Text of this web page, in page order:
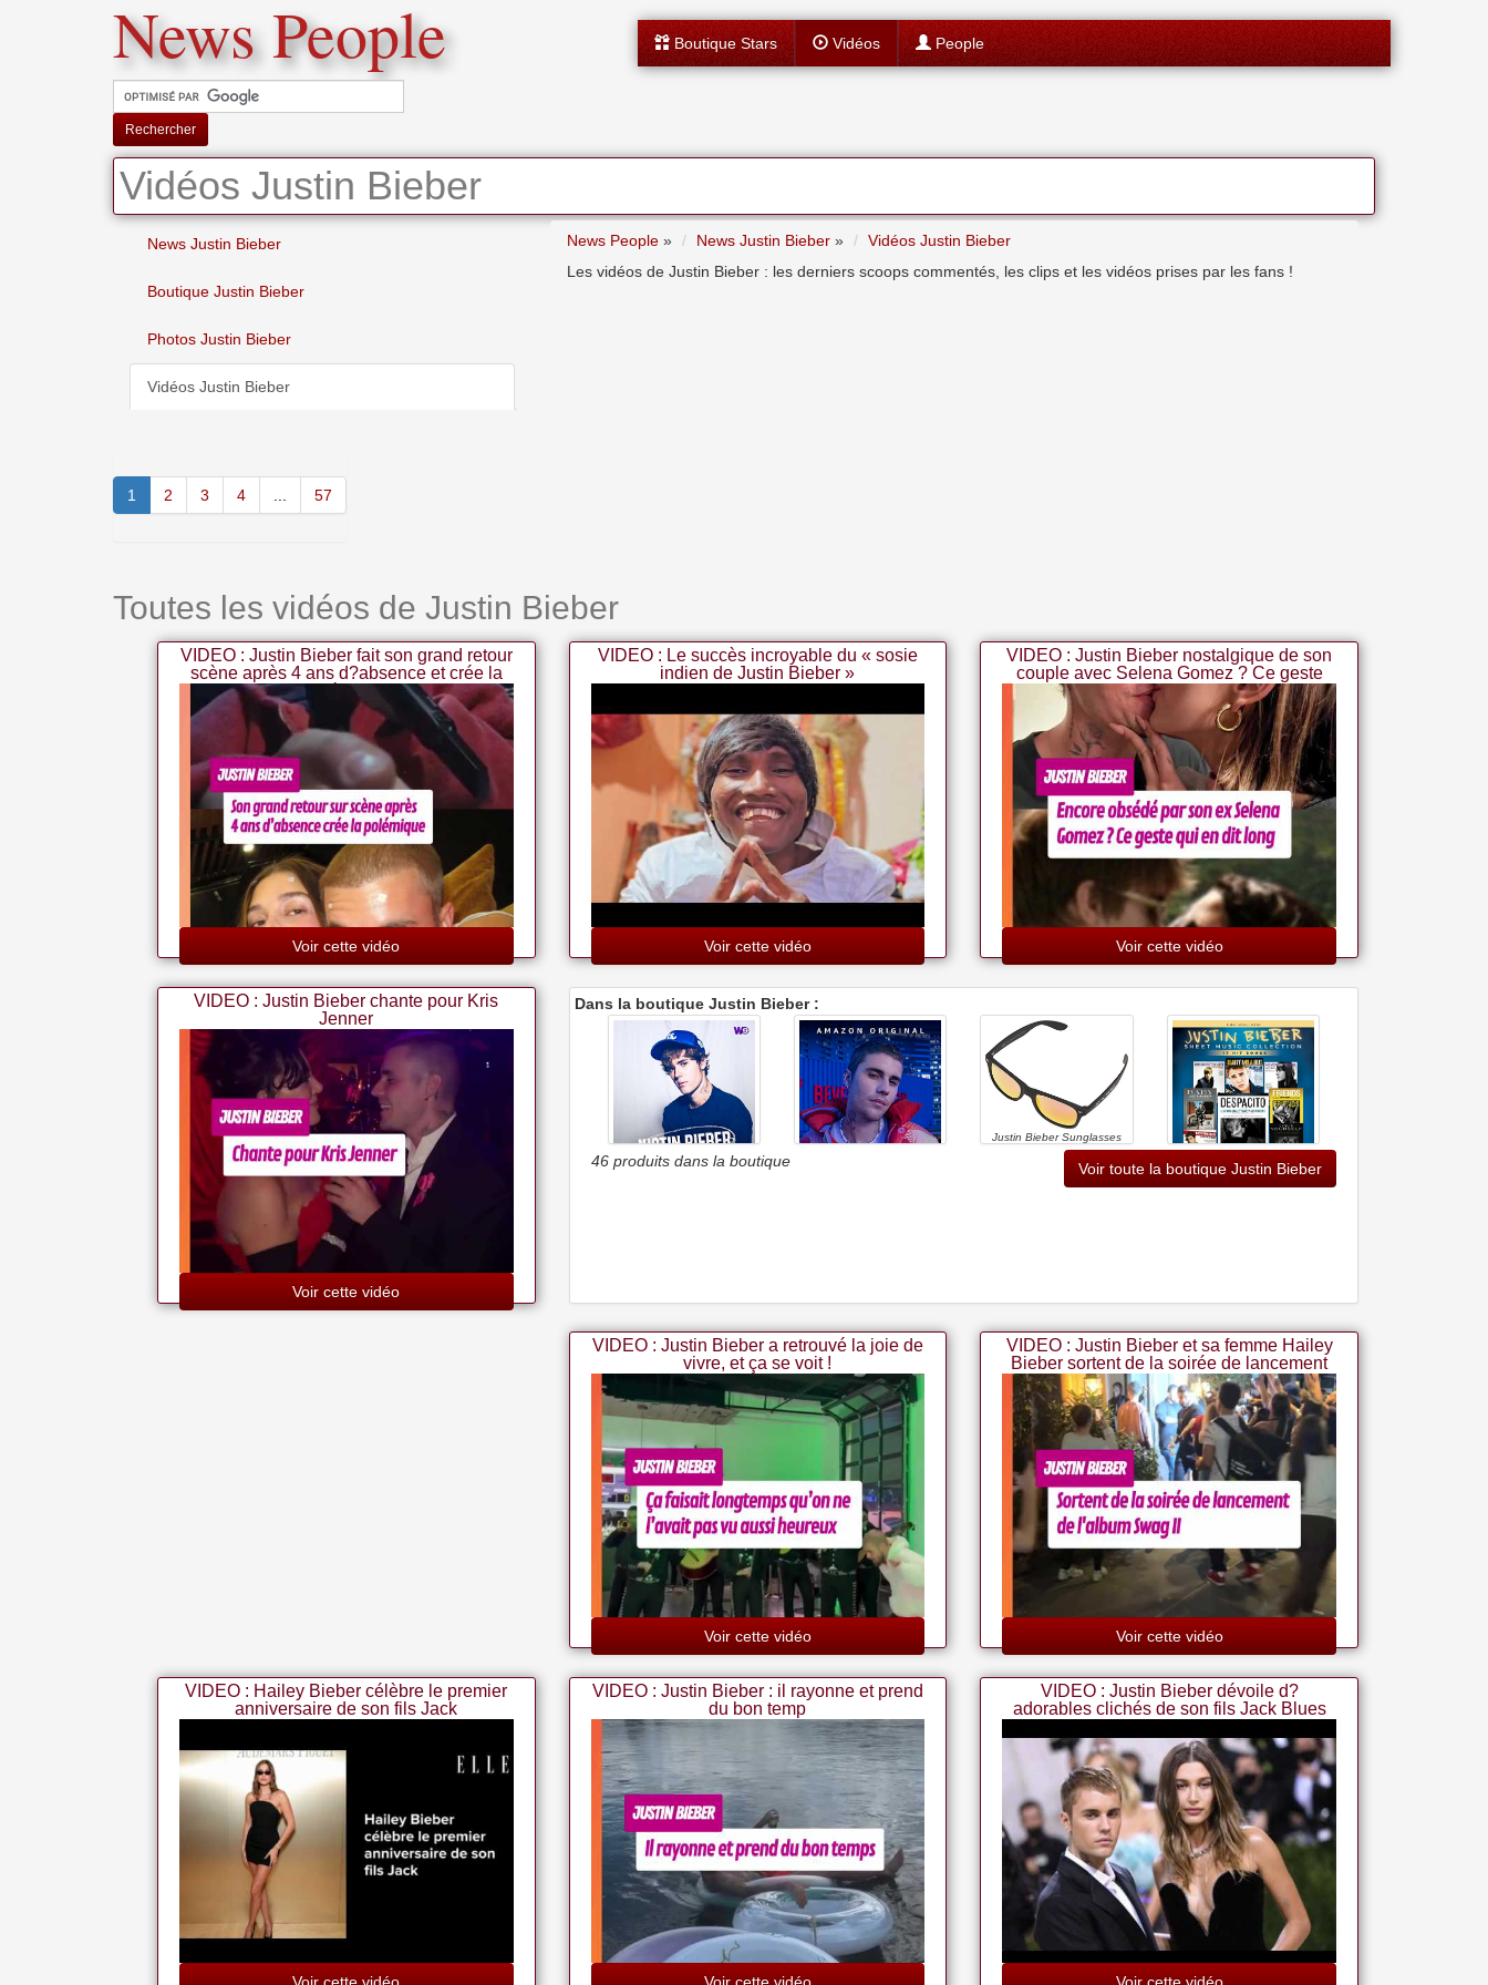
News People
Rechercher
Boutique Stars Vidéos People
Vidéos Justin Bieber
News Justin Bieber
Boutique Justin Bieber
Photos Justin Bieber
Vidéos Justin Bieber
News People » News Justin Bieber »
Vidéos Justin Bieber
Les vidéos de Justin Bieber : les derniers scoops commentés, les clips et les vidéos prises par les fans !
1 2 3 4 57
Toutes les vidéos de Justin Bieber
VIDEO : Justin Bieber fait son grand retour
scène après 4 ans d?absence et crée la
polémique
Voir cette vidéo
VIDEO : Le succès incroyable du « sosie
indien de Justin Bieber »
Voir cette vidéo
VIDEO : Justin Bieber nostalgique de son
couple avec Selena Gomez ? Ce geste
qui en dit long?
Voir cette vidéo
VIDEO : Justin Bieber chante pour Kris
Jenner
Voir cette vidéo
Dans la boutique Justin Bieber :
Justin Bieber Sunglasses
Mt Black/red One Size
46 produits dans la boutique Voir toute la boutique Justin Bieber
VIDEO : Justin Bieber a retrouvé la joie de
vivre, et ça se voit !
Voir cette vidéo
VIDEO : Justin Bieber et sa femme Hailey
Bieber sortent de la soirée de lancement
de l'album "Swag II"
Voir cette vidéo
VIDEO : Hailey Bieber célèbre le premier
anniversaire de son fils Jack
VIDEO : Justin Bieber : il rayonne et prend
du bon temp
VIDEO : Justin Bieber dévoile d?
adorables clichés de son fils Jack Blues